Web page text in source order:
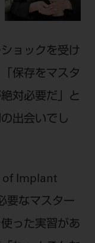
ョックを受け
保存をマスタ
対必要だ」と
出会いでし
of Implant
要なマスター
った実習があ